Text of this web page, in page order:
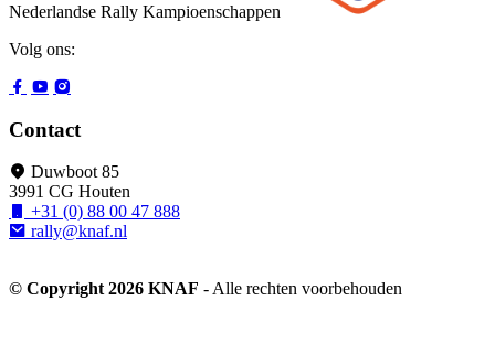
Nederlandse Rally Kampioenschappen
Volg ons:
Contact
Duwboot 85
3991 CG Houten
+31 (0) 88 00 47 888
rally@knaf.nl
© Copyright 2026 KNAF - Alle rechten voorbehouden